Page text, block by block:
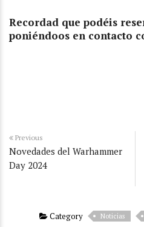
Recordad que podéis
poniéndoos en contacto
Previous
Novedades del Warhammer
Day 2024
Category Noticias